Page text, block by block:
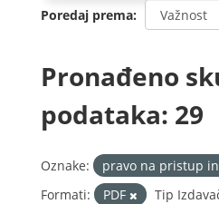
Poredaj prema
Pronađeno
podataka: 29
Oznake:
pravo na pristup
Formati:
PDF Tip